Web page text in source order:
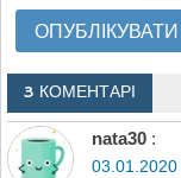
3 КОМЕНТАРІ
nata30 :
03.01.2020